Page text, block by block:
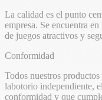
La calidad es el punto
empresa. Se encuentra
de juegos atractivos y
Conformidad
Todos nuestros
labotorio independiente,
conformidad y que